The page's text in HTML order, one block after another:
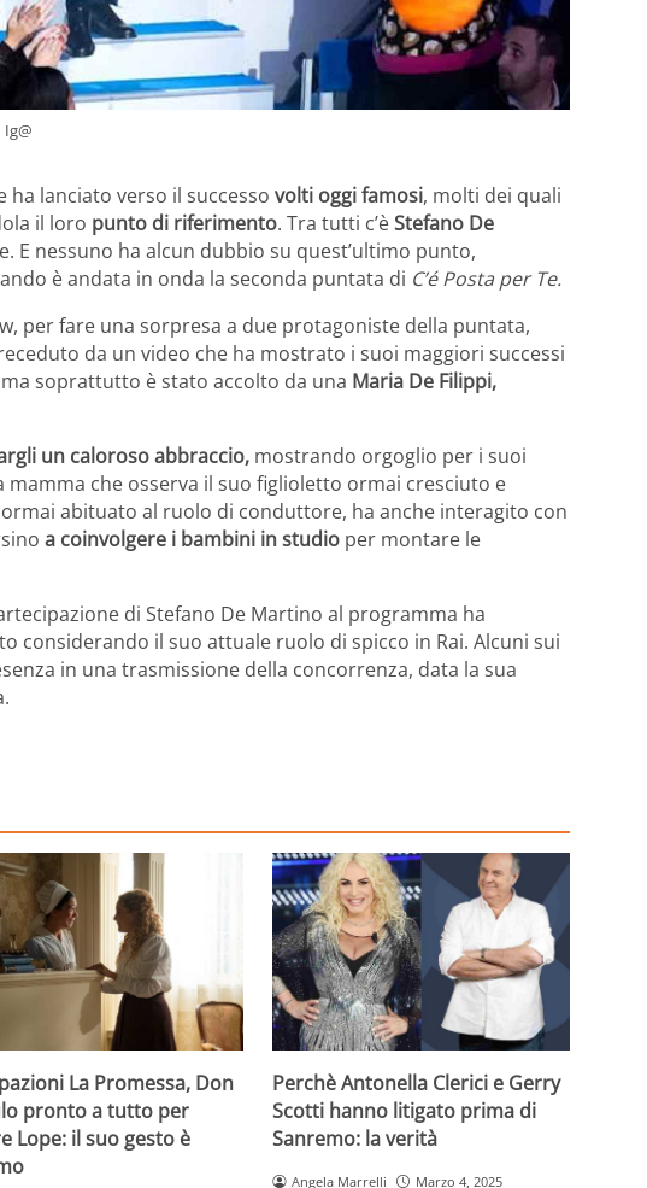
lanciato verso il successo volti oggi famosi, molti dei quali
il loro punto di riferimento. Tra tutti c’èStefano De
E nessuno ha alcun dubbio su quest’ultimo punto,
è andata in onda la seconda puntata di C’é Posta per Te.
per fare una sorpresa a due protagoniste della puntata,
da un video che ha mostrato i suoi maggiori successi
soprattutto è stato accolto da una Maria De Filippi,
un caloroso abbraccio, mostrando orgoglio per i suoi
che osserva il suo figlioletto ormai cresciuto e
abituato al ruolo di conduttore, ha anche interagito con
a coinvolgere i bambini in studio per montare le
di Stefano De Martino al programma ha
considerando il suo attuale ruolo di spicco in Rai. Alcuni sui
in una trasmissione della concorrenza, data la sua
La Promessa, Don
pronto a tutto per
Lope: il suo gesto è
Perchè Antonella Clerici e Gerry
Scotti hanno litigato prima di
Sanremo: la verità
Angela Marrelli Marzo 4, 2025